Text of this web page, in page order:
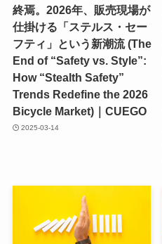
終焉。2026年、販売現場が
仕掛ける「ステルス・セー
フティ」という新潮流 (The
End of “Safety vs. Style”:
How “Stealth Safety”
Trends Redefine the 2026
Bicycle Market)｜CUEGO
2025-03-14